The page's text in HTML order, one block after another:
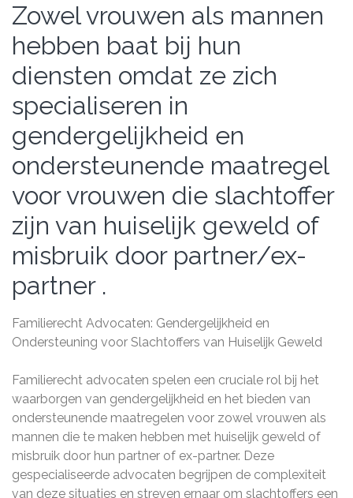
Zowel vrouwen als mannen
hebben baat bij hun
diensten omdat ze zich
specialiseren in
gendergelijkheid en
ondersteunende maatregel
voor vrouwen die slachtoffer
zijn van huiselijk geweld of
misbruik door partner/ex-
partner .
Familierecht Advocaten: Gendergelijkheid en
Ondersteuning voor Slachtoffers van Huiselijk Geweld
Familierecht advocaten spelen een cruciale rol bij het
waarborgen van gendergelijkheid en het bieden van
ondersteunende maatregelen voor zowel vrouwen als
mannen die te maken hebben met huiselijk geweld of
misbruik door hun partner of ex-partner. Deze
gespecialiseerde advocaten begrijpen de complexiteit
van deze situaties en streven ernaar om slachtoffers een